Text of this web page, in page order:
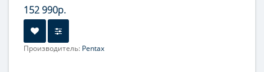
152 990р.
Производитель: Pentax